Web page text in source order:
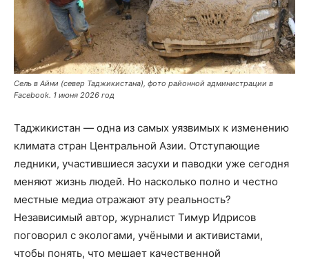
Сель в Айни (север Таджикистана), фото районной администрации в
Facebook. 1 июня 2026 год
Таджикистан — одна из самых уязвимых к изменению
климата стран Центральной Азии. Отступающие
ледники, участившиеся засухи и паводки уже сегодня
меняют жизнь людей. Но насколько полно и честно
местные медиа отражают эту реальность?
Независимый автор, журналист Тимур Идрисов
поговорил с экологами, учёными и активистами,
чтобы понять, что мешает качественной